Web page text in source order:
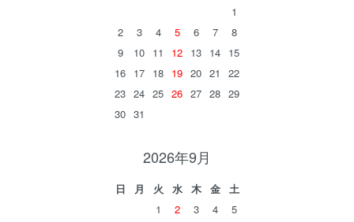
1
2
3 4 5 6 7
8
9
10 11 12 13 14 15
16 17 18 19 20 21
22
23 24 25 26 27 28 29
30 31
2026年9月
日 月 火 水 木 金
土
1
2 3 4
5